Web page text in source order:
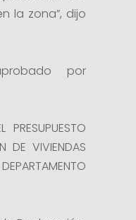
la zona”, dijo
por
PRESUPUESTO
DE VIVIENDAS